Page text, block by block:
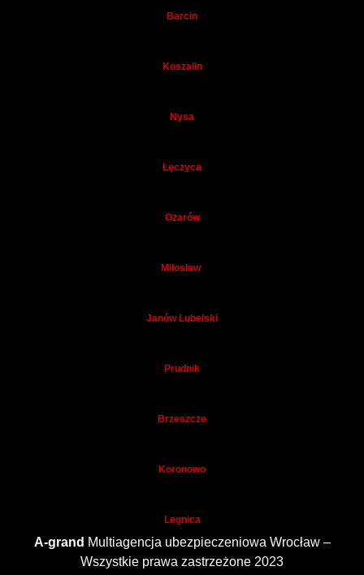
Barcin
Koszalin
Nysa
Łęczyca
Ożarów
Miłosław
Janów Lubelski
Prudnik
Brzeszcze
Koronowo
Legnica
A-grand Multiagencja ubezpieczeniowa Wrocław –
Wszystkie prawa zastrzeżone 2023